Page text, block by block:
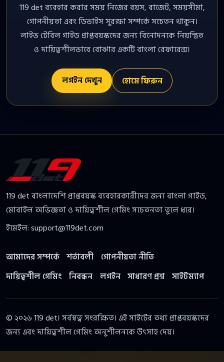
119 det ব্যবহার করার সময় নিজের বয়স, বাজেট, সময়সীমা,
গোপনীয়তা এবং ডিভাইস সুরক্ষা সম্পর্কে সচেতন থাকুন।
লাইভ টেবিল গাইড প্রাপ্তবয়স্কদের জন্য বিনোদনকে নিয়ন্ত্রিত
ও দায়িত্বশীলভাবে বোঝার একটি বাংলা রেফারেন্স।
লগইন দেখুন হোমে ফিরুন
119 det বাংলাদেশি প্রাপ্তবয়স্ক ব্যবহারকারীদের জন্য বাংলা গাইড,
মোবাইল অভিজ্ঞতা ও দায়িত্বশীল গেমিং সচেতনতা তুলে ধরে।
ইমেইল:support@119det.com
আমাদের সম্পর্কে শর্তাবলী
গোপনীয়তা নীতি
দায়িত্বশীল গেমিং নিবন্ধন লগইন সাধারণ প্রশ্ন সাইটম্যাপ
© ২০২৬ 119 det। সর্বস্বত্ব সংরক্ষিত। এই সাইটের তথ্য প্রাপ্তবয়স্কদের
জন্য এবং দায়িত্বশীল গেমিং অনুশীলনকে উৎসাহ দেয়।